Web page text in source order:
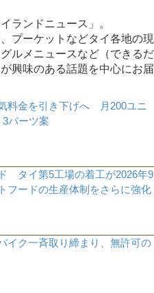
ランドニュース」。
プーケットなどタイ各地の現
ルメニュースなど（できるだ
興味のある話題を中心にお届
料金を引き下げへ 月200ユニ
バーツ案
タイ第5工場の着工が2026年9
フードの生産体制をさらに強化
イク一斉取り締まり、無許可の